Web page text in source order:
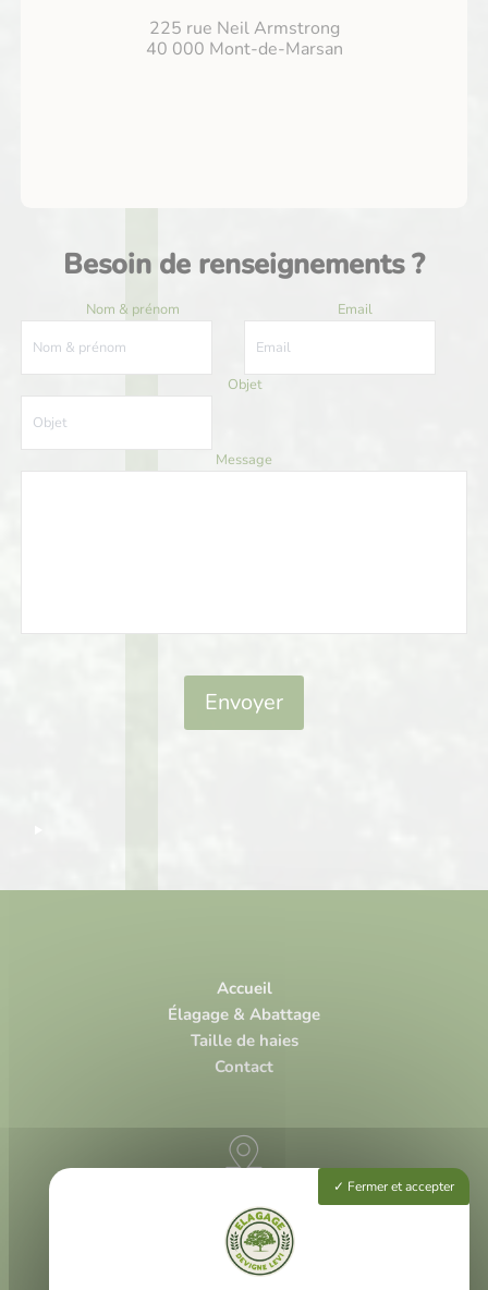
225 rue Neil Armstrong
40 000 Mont-de-Marsan
Besoin de renseignements ?
Nom & prénom Email
Objet
Message
Accueil
Élagage & Abattage
Taille de haies
Contact
47000 Agen
225 rue Neil Armstrong
40 000 Mont-de-Marsan
Fermer et accepter